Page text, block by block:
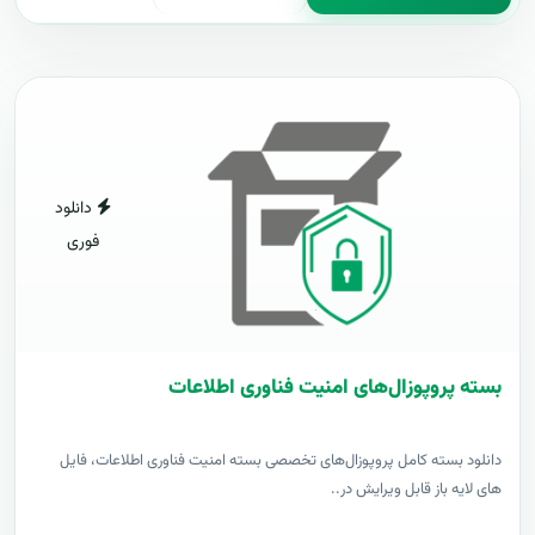
دانلود
فوری
بسته پروپوزال‌های امنیت فناوری اطلاعات
دانلود بسته کامل پروپوزال‌های تخصصی بسته امنیت فناوری اطلاعات، فایل
های لایه باز قابل ویرایش در..